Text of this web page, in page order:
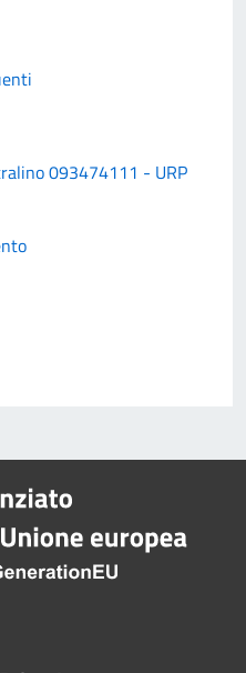
093474111 - URP